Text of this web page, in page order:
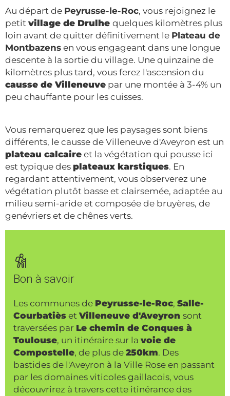
Au départ de Peyrusse-le-Roc, vous rejoignez le
petit village de Drulhe quelques kilomètres plus
loin avant de quitter définitivement le Plateau de
Montbazens en vous engageant dans une longue
descente à la sortie du village. Une quinzaine de
kilomètres plus tard, vous ferez l'ascension du
causse de Villeneuve par une montée à 3-4% un
peu chauffante pour les cuisses.
Vous remarquerez que les paysages sont biens
différents, le causse de Villeneuve d'Aveyron est un
plateau calcaire et la végétation qui pousse ici
est typique des plateaux karstiques. En
regardant attentivement, vous observerez une
végétation plutôt basse et clairsemée, adaptée au
milieu semi-aride et composée de bruyères, de
genévriers et de chênes verts.
Bon à savoir
Les communes de Peyrusse-le-Roc, Salle-
Courbatiès et Villeneuve d'Aveyron sont
traversées par Le chemin de Conques à
Toulouse, un itinéraire sur la voie de
Compostelle, de plus de 250km. Des
bastides de l'Aveyron à la Ville Rose en passant
par les domaines viticoles gaillacois, vous
découvrirez à travers cette itinérance des